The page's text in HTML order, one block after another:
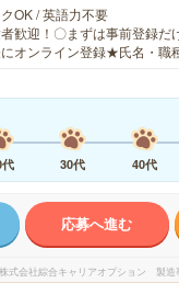
OK / 英語力不要
歓迎！〇まずは事前登録だ
オンライン登録★氏名・職
30代 40代
応募へ進む
株式会社綜合キャリアオプション 製造